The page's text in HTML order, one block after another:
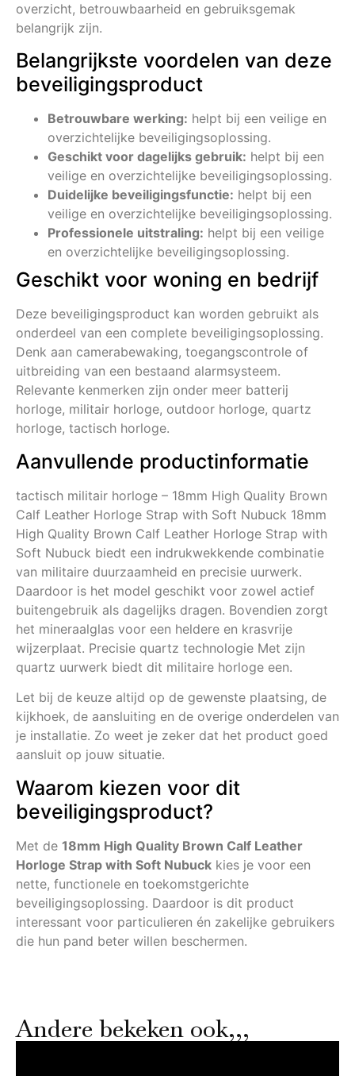
overzicht, betrouwbaarheid en gebruiksgemak
belangrijk zijn.
Belangrijkste voordelen van deze
beveiligingsproduct
Betrouwbare werking: helpt bij een veilige en
overzichtelijke beveiligingsoplossing.
Geschikt voor dagelijks gebruik: helpt bij een
veilige en overzichtelijke beveiligingsoplossing.
Duidelijke beveiligingsfunctie: helpt bij een
veilige en overzichtelijke beveiligingsoplossing.
Professionele uitstraling: helpt bij een veilige
en overzichtelijke beveiligingsoplossing.
Geschikt voor woning en bedrijf
Deze beveiligingsproduct kan worden gebruikt als
onderdeel van een complete beveiligingsoplossing.
Denk aan camerabewaking, toegangscontrole of
uitbreiding van een bestaand alarmsysteem.
Relevante kenmerken zijn onder meer batterij
horloge, militair horloge, outdoor horloge, quartz
horloge, tactisch horloge.
Aanvullende productinformatie
tactisch militair horloge – 18mm High Quality Brown
Calf Leather Horloge Strap with Soft Nubuck 18mm
High Quality Brown Calf Leather Horloge Strap with
Soft Nubuck biedt een indrukwekkende combinatie
van militaire duurzaamheid en precisie uurwerk.
Daardoor is het model geschikt voor zowel actief
buitengebruik als dagelijks dragen. Bovendien zorgt
het mineraalglas voor een heldere en krasvrije
wijzerplaat. Precisie quartz technologie Met zijn
quartz uurwerk biedt dit militaire horloge een.
Let bij de keuze altijd op de gewenste plaatsing, de
kijkhoek, de aansluiting en de overige onderdelen van
je installatie. Zo weet je zeker dat het product goed
aansluit op jouw situatie.
Waarom kiezen voor dit
beveiligingsproduct?
Met de 18mm High Quality Brown Calf Leather
Horloge Strap with Soft Nubuck kies je voor een
nette, functionele en toekomstgerichte
beveiligingsoplossing. Daardoor is dit product
interessant voor particulieren én zakelijke gebruikers
die hun pand beter willen beschermen.
Andere bekeken ook,,,